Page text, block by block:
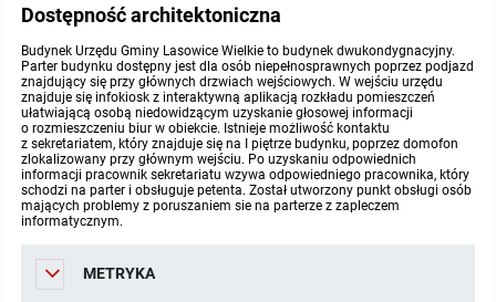
Dostępność architektoniczna
Budynek Urzędu Gminy Lasowice Wielkie to budynek dwukondygnacyjny.
Parter budynku dostępny jest dla osób niepełnosprawnych poprzez podjazd
znajdujący się przy głównych drzwiach wejściowych. W wejściu urzędu
znajduje się infokiosk z interaktywną aplikacją rozkładu pomieszczeń
ułatwiającą osobą niedowidzącym uzyskanie głosowej informacji
o rozmieszczeniu biur w obiekcie. Istnieje możliwość kontaktu
z sekretariatem, który znajduje się na I piętrze budynku, poprzez domofon
zlokalizowany przy głównym wejściu. Po uzyskaniu odpowiednich
informacji pracownik sekretariatu wzywa odpowiedniego pracownika, który
schodzi na parter i obsługuje petenta. Został utworzony punkt obsługi osób
mających problemy z poruszaniem sie na parterze z zapleczem
informatycznym.
METRYKA